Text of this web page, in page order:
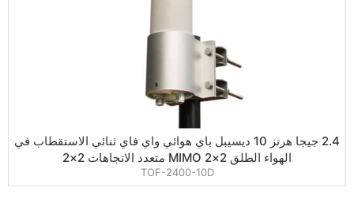
2.4 جيجا هرتز 10 ديسيبل باي هوائي واي فاي ثنائي الاستقطاب في
الهواء الطلق 2×2 MIMO متعدد الاتجاهات 2×2
TOF-2400-10D